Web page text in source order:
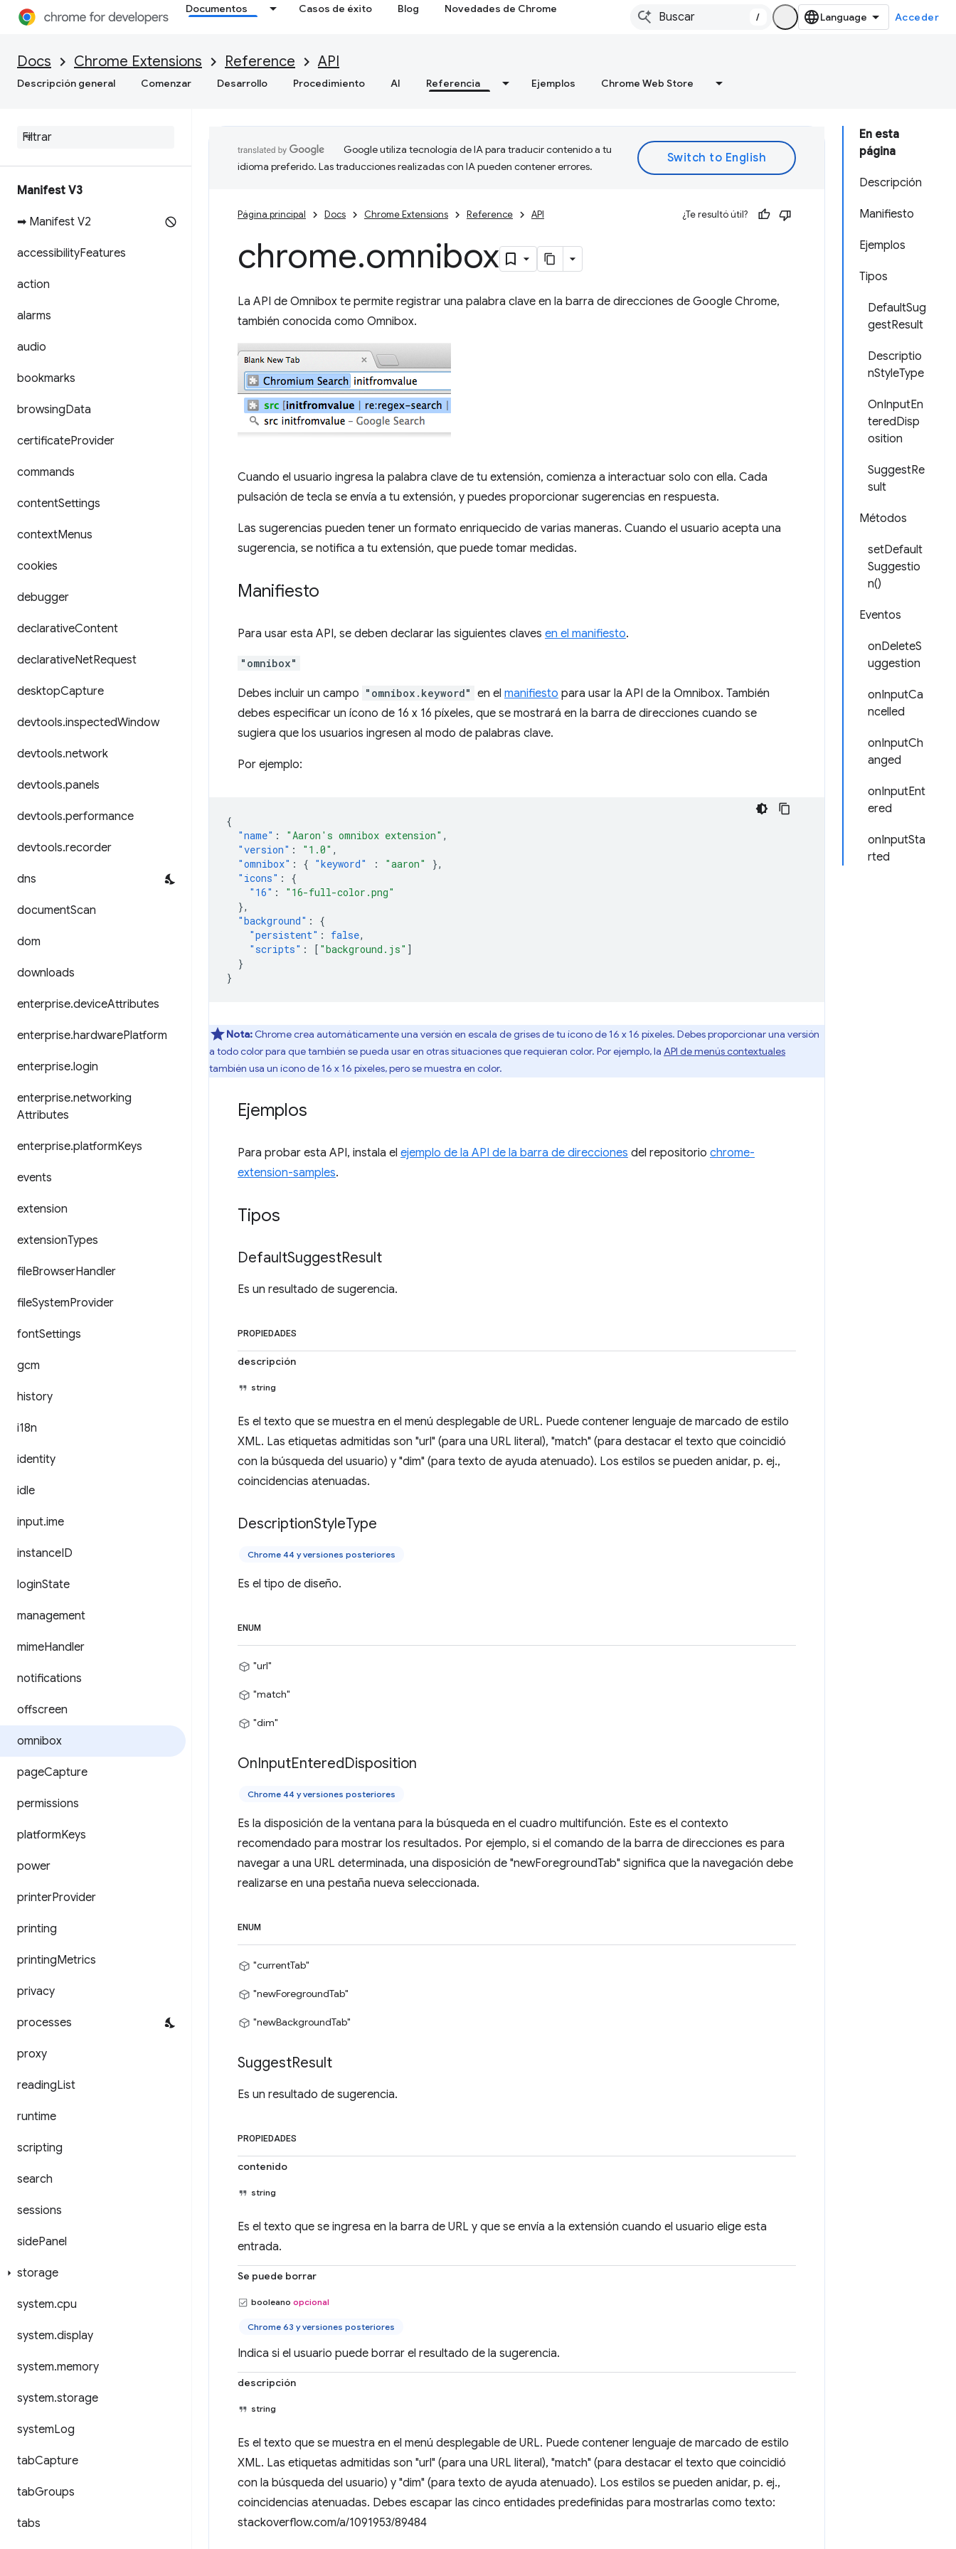
Documentos Casos de éxito Blog Novedades de Chrome
/ Acceder
Docs Chrome Extensions Reference API
Descripción general Comenzar Desarrollo Procedimiento AI Referencia Ejemplos Chrome Web Store
Manifest V3
➡ Manifest V2
accessibilityFeatures
action
alarms
audio
bookmarks
browsingData
certificateProvider
commands
contentSettings
contextMenus
cookies
debugger
declarativeContent
declarativeNetRequest
desktopCapture
devtools.inspectedWindow
devtools.network
devtools.panels
devtools.performance
devtools.recorder
dns
documentScan
dom
downloads
enterprise.deviceAttributes
enterprise.hardwarePlatform
enterprise.login
enterprise.networking
Attributes
enterprise.platformKeys
events
extension
extensionTypes
fileBrowserHandler
fileSystemProvider
fontSettings
gcm
history
i18n
identity
idle
input.ime
instanceID
loginState
management
mimeHandler
notifications
offscreen
omnibox
pageCapture
permissions
platformKeys
power
printerProvider
printing
printingMetrics
privacy
processes
proxy
readingList
runtime
scripting
search
sessions
sidePanel
storage
system.cpu
system.display
system.memory
system.storage
systemLog
tabCapture
tabGroups
tabs
En esta
página
Descripción
Manifiesto
Ejemplos
Tipos
DefaultSug
gestResult
Descriptio
nStyleType
OnInputEn
teredDisp
osition
SuggestRe
sult
Métodos
setDefault
Suggestio
n()
Eventos
onDeleteS
uggestion
onInputCa
ncelled
onInputCh
anged
onInputEnt
ered
onInputSta
rted
Google utiliza tecnología de IA para traducir contenido a tu
idioma preferido. Las traducciones realizadas con IA pueden contener errores.
Página principal Docs Chrome Extensions Reference API ¿Te resultó útil?
chrome.omnibox
La API de Omnibox te permite registrar una palabra clave en la barra de direcciones de Google Chrome,
también conocida como Omnibox.
Cuando el usuario ingresa la palabra clave de tu extensión, comienza a interactuar solo con ella. Cada
pulsación de tecla se envía a tu extensión, y puedes proporcionar sugerencias en respuesta.
Las sugerencias pueden tener un formato enriquecido de varias maneras. Cuando el usuario acepta una
sugerencia, se notifica a tu extensión, que puede tomar medidas.
Manifiesto
Para usar esta API, se deben declarar las siguientes claves en el manifiesto.
"omnibox"
Debes incluir un campo "omnibox.keyword" en el manifiesto para usar la API de la Omnibox. También
debes especificar un ícono de 16 x 16 píxeles, que se mostrará en la barra de direcciones cuando se
sugiera que los usuarios ingresen al modo de palabras clave.
Por ejemplo:
{
"name" : "Aaron's omnibox extension" ,
"version" : "1.0" ,
"omnibox" : { "keyword" : "aaron"
},
"icons" :
{
"16" :
"16-full-color.png"
},
"background" :
{
"persistent" : false,
"scripts" : [ "background.js" ]
}
}
Nota: Chrome crea automáticamente una versión en escala de grises de tu ícono de 16 x 16 píxeles. Debes proporcionar una versión
a todo color para que también se pueda usar en otras situaciones que requieran color. Por ejemplo, la API de menús contextuales
también usa un ícono de 16 x 16 píxeles, pero se muestra en color.
Ejemplos
Para probar esta API, instala el ejemplo de la API de la barra de direcciones del repositorio chrome-
extension-samples.
Tipos
DefaultSuggestResult
Es un resultado de sugerencia.
PROPIEDADES
descripción
string
Es el texto que se muestra en el menú desplegable de URL. Puede contener lenguaje de marcado de estilo
XML. Las etiquetas admitidas son "url" (para una URL literal), "match" (para destacar el texto que coincidió
con la búsqueda del usuario) y "dim" (para texto de ayuda atenuado). Los estilos se pueden anidar, p. ej.,
coincidencias atenuadas.
DescriptionStyleType
Chrome 44 y versiones posteriores
Es el tipo de diseño.
ENUM
"url"
"match"
"dim"
OnInputEnteredDisposition
Chrome 44 y versiones posteriores
Es la disposición de la ventana para la búsqueda en el cuadro multifunción. Este es el contexto
recomendado para mostrar los resultados. Por ejemplo, si el comando de la barra de direcciones es para
navegar a una URL determinada, una disposición de "newForegroundTab" significa que la navegación debe
realizarse en una pestaña nueva seleccionada.
ENUM
"currentTab"
"newForegroundTab"
"newBackgroundTab"
SuggestResult
Es un resultado de sugerencia.
PROPIEDADES
contenido
string
Es el texto que se ingresa en la barra de URL y que se envía a la extensión cuando el usuario elige esta
entrada.
Se puede borrar
booleano opcional
Chrome 63 y versiones posteriores
Indica si el usuario puede borrar el resultado de la sugerencia.
descripción
string
Es el texto que se muestra en el menú desplegable de URL. Puede contener lenguaje de marcado de estilo
XML. Las etiquetas admitidas son "url" (para una URL literal), "match" (para destacar el texto que coincidió
con la búsqueda del usuario) y "dim" (para texto de ayuda atenuado). Los estilos se pueden anidar, p. ej.,
coincidencias atenuadas. Debes escapar las cinco entidades predefinidas para mostrarlas como texto:
stackoverflow.com/a/1091953/89484